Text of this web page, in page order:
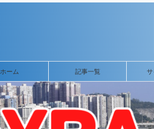
ホーム 記事一覧